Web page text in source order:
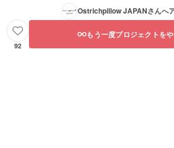
Ostrichpillow JAPANさんへ
92
もう一度プロジェクトを